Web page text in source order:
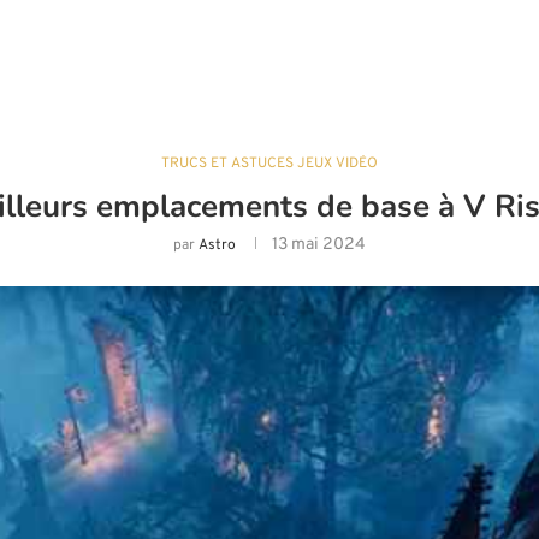
TRUCS ET ASTUCES JEUX VIDÉO
emplacements de base à V
parAstro 13 mai 2024